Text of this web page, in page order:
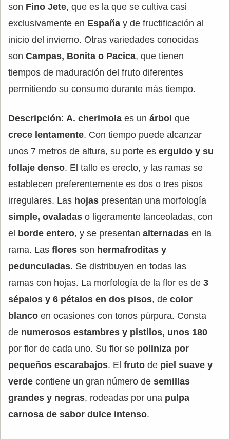
son Fino Jete, que es la que se cultiva casi
exclusivamente en España y de fructificación al
inicio del invierno. Otras variedades conocidas
son Campas, Bonita o Pacica, que tienen
tiempos de maduración del fruto diferentes
permitiendo su consumo durante más tiempo.
Descripción: A. cherimola es un árbol que
crece lentamente. Con tiempo puede alcanzar
unos 7 metros de altura, su porte es erguido y su
follaje denso. El tallo es erecto, y las ramas se
establecen preferentemente es dos o tres pisos
irregulares. Las hojas presentan una morfología
simple, ovaladas o ligeramente lanceoladas, con
el borde entero, y se presentan alternadas en la
rama. Las flores son hermafroditas y
pedunculadas. Se distribuyen en todas las
ramas con hojas. La morfología de la flor es de 3
sépalos y 6 pétalos en dos pisos, de color
blanco en ocasiones con tonos púrpura. Consta
de numerosos estambres y pistilos, unos 180
por flor de cada uno. Su flor se poliniza por
pequeños escarabajos. El fruto de piel suave y
verde contiene un gran número de semillas
grandes y negras, rodeadas por una pulpa
carnosa de sabor dulce intenso.